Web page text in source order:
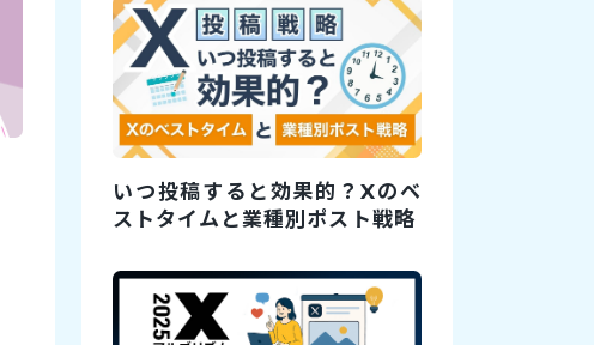
いつ投稿すると効果的？Xのベ
ストタイムと業種別ポスト戦略